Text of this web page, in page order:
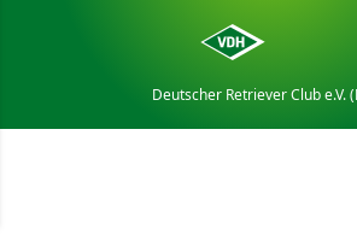
Deutscher Retriever Club e.V.